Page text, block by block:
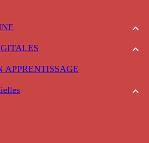
APPRENTISSAGE